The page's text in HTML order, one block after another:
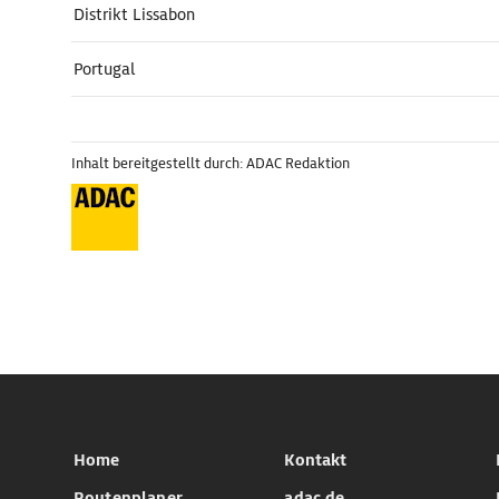
Distrikt Lissabon
Portugal
Inhalt bereitgestellt durch: ADAC Redaktion
Home
Kontakt